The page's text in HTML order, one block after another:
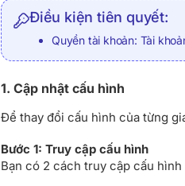
Điều kiện tiên quyết:
Quyền tài khoản: Tài
1. Cập nhật cấu hình
Để thay đổi cấu hình của từng
Bước 1: Truy cập cấu hình
Bạn có 2 cách truy cập cấu hình